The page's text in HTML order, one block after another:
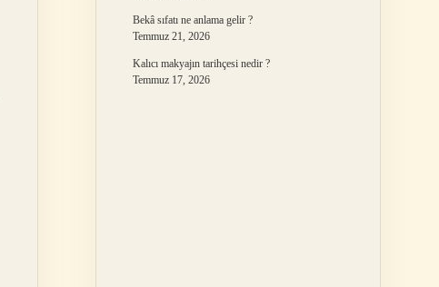
Bekâ sıfatı ne anlama gelir ?
Temmuz 21, 2026
Kalıcı makyajın tarihçesi nedir ?
Temmuz 17, 2026